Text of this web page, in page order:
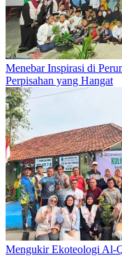
Menebar Inspirasi di
Perpisahan yang Hangat
Mengukir Ekoteologi Al-